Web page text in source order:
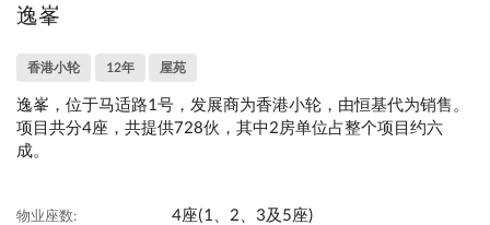
逸峯
香港小轮 12年 屋苑
逸峯，位于马适路1号，发展商为香港小轮，由恒基代为销售。
项目共分4座，共提供728伙，其中2房单位占整个项目约六
成。
物业座数: 4座(1、2、3及5座)